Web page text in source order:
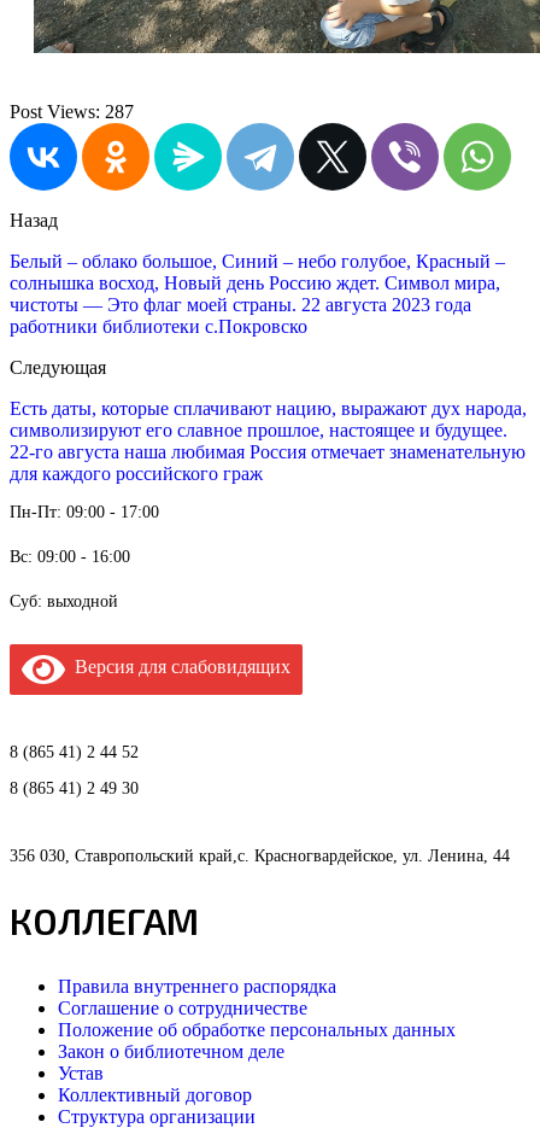
Post Views: 287
Назад
Белый – облако большое, Синий – небо голубое, Красный –
солнышка восход, Новый день Россию ждет. Символ мира,
чистоты — Это флаг моей страны. 22 августа 2023 года
работники библиотеки с.Покровско
Следующая
Есть даты, которые сплачивают нацию, выражают дух народа,
символизируют его славное прошлое, настоящее и будущее.
22-го августа наша любимая Россия отмечает знаменательную
для каждого российского граж
Пн-Пт: 09:00 - 17:00
Вс: 09:00 - 16:00
Суб: выходной
Версия для слабовидящих
8 (865 41) 2 44 52
8 (865 41) 2 49 30
356 030, Ставропольский край,с. Красногвардейское, ул. Ленина, 44
КОЛЛЕГАМ
Правила внутреннего распорядка
Соглашение о сотрудничестве
Положение об обработке персональных данных
Закон о библиотечном деле
Устав
Коллективный договор
Структура организации